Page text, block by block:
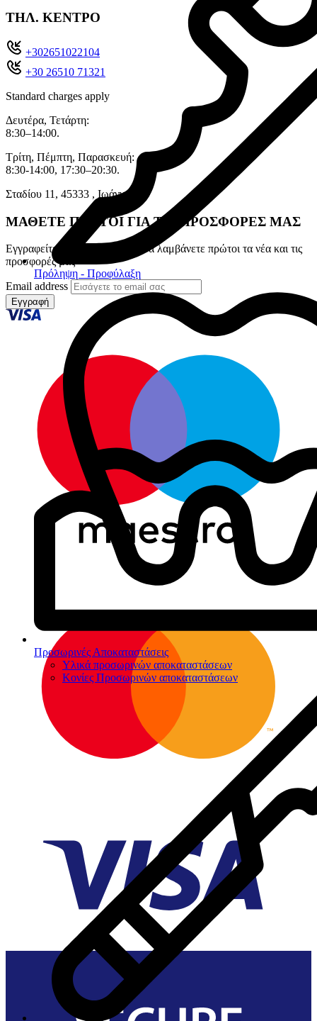
Πρόληψη - Προφύλαξη
Προσωρινές Αποκαταστάσεις
Υλικά προσωρινών αποκαταστάσεων
Κονίες Προσωρινών αποκαταστάσεων
ΤΗΛ. ΚΕΝΤΡΟ
+302651022104
+30 26510 71321
Standard charges apply
Δευτέρα, Τετάρτη:
8:30–14:00.
Τρίτη, Πέμπτη, Παρασκευή:
8:30-14:00, 17:30–20:30.
Σταδίου 11, 45333 , Ιωάννινα.
ΜΑΘΕΤΕ ΠΡΩΤΟΙ ΓΙΑ ΤΙΣ ΠΡΟΣΦΟΡΕΣ ΜΑΣ
Εγγραφείτε στο newsletter για να λαμβάνετε πρώτοι τα νέα και τις
προσφορές μας
Email address
Εγγραφή